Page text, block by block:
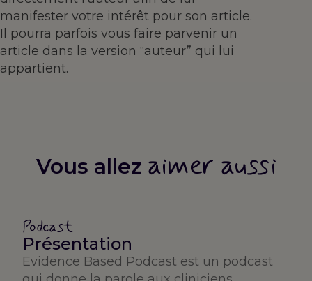
manifester votre intérêt pour son article.
Il pourra parfois vous faire parvenir un
article dans la version “auteur” qui lui
appartient.
Vous allez aimer aussi
Podcast
Présentation
Evidence Based Podcast est un podcast